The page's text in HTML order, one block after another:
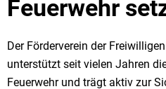
Feuerwehr
Der Förderverein der
unterstützt seit vielen Jahren
Feuerwehr und trägt aktiv zur